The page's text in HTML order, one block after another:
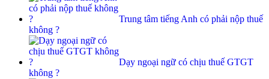
Trung tâm tiếng Anh có phải nộp thuế
không ?
Dạy ngoại ngữ có chịu thuế GTGT
không ?